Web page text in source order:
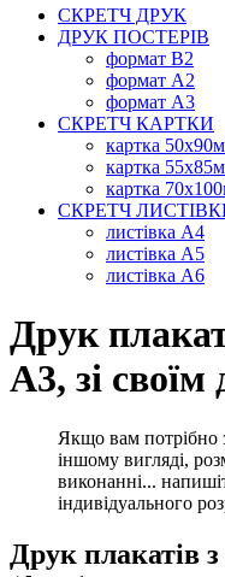
СКРЕТЧ ДРУК
ДРУК ПОСТЕРІВ
формат В2
формат А2
формат А3
СКРЕТЧ КАРТКИ
картка
картка
картка
СКРЕТЧ
листівка А4
листівка А5
листівка А6
Друк
А3, зі своїм
Якщо вам потрібно
іншому вигляді,
виконанні...
індивідуального
Друк плакатів